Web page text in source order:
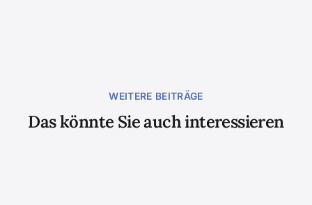
WEITERE BEITRÄGE
Das könnte Sie auch interessieren